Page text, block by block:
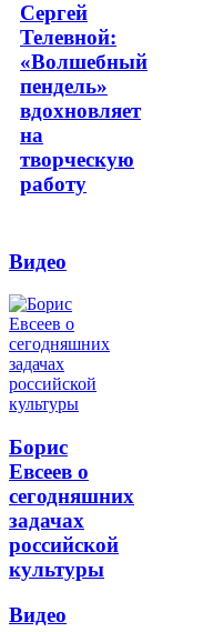
Сергей
Телевной:
«Волшебный
пендель»
вдохновляет
на
творческую
работу
Видео
Борис
Евсеев о
сегодняшних
задачах
российской
культуры
Видео